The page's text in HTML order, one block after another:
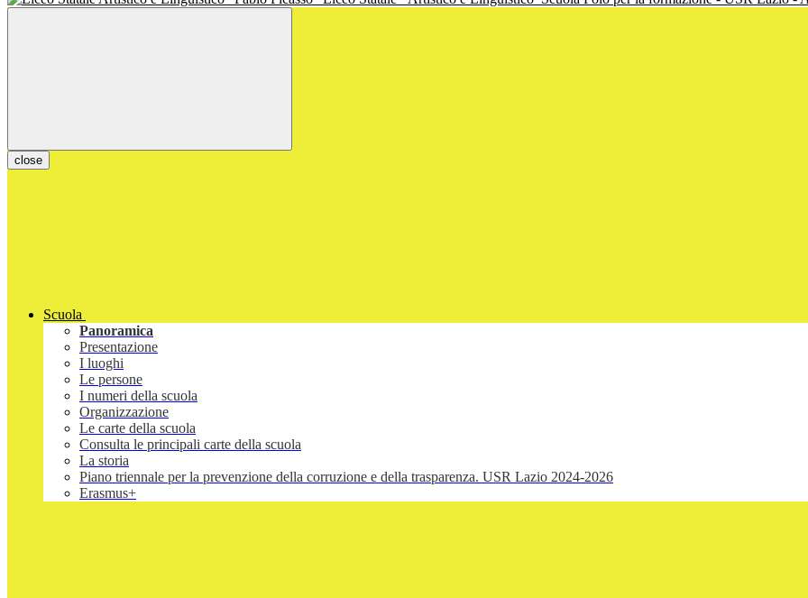
close
Scuola
Panoramica
Presentazione
I luoghi
Le persone
I numeri della scuola
Organizzazione
Le carte della scuola
Consulta le principali carte della scuola
La storia
Piano triennale per la prevenzione della corruzione e della trasparenza. USR Lazio 2024-2026
Erasmus+